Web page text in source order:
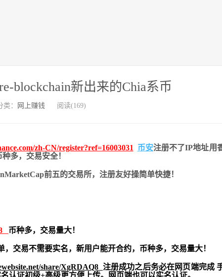
blockchain新出来的Chia系币
类： 网上赚钱 阅读(169)
zh-CN/register?ref=16003031 币安注册不了IP地址用
多，交易安全！
前五的交易所，注册友好操简单快捷！
币种多，交易量大！
，交易不需要实名，新用户能开合约， 币种多，交易量大！
share/XgRDAQ8 注册成功之后务必在网页端完成
认证初级+高级更方便上传。网页端也可以实名认证。